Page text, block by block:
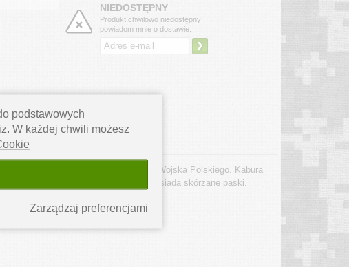
NIEDOSTĘPNY
Produkt chwilowo niedostępny
powiadom mnie o dostawie.
›
Produkt pochodzi prosto z zasobów Wojska Polskiego. Kabura
jest bardzo solidnej skóry, posiada skórzane paski.
podstawowych
W każdej chwili możesz
Zarządzaj preferencjami